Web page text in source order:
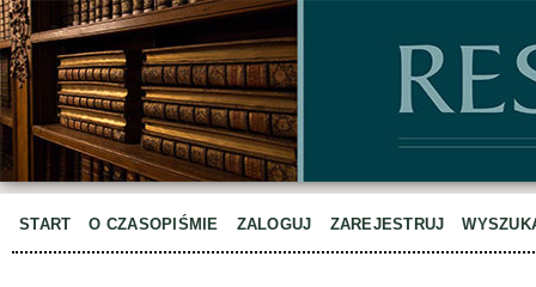
START O CZASOPIŚMIE ZALOGUJ ZAREJESTRUJ